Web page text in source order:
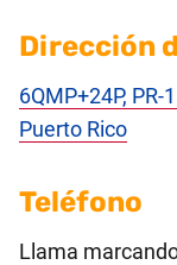
Dirección
6QMP+24P,
Puerto Rico
Teléfono
Llama